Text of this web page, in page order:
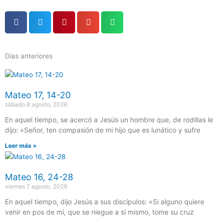
Días anteriores
Mateo 17, 14-20
sábado 8 agosto, 2026
En aquel tiempo, se acercó a Jesús un hombre que, de rodillas le
dijo: «Señor, ten compasión de mi hijo que es lunático y sufre
Leer más »
Mateo 16, 24-28
viernes 7 agosto, 2026
En aquel tiempo, dijo Jesús a sus discípulos: «Si alguno quiere
venir en pos de mí, que se niegue a sí mismo, tome su cruz
Página
Página
Página
Página
Página